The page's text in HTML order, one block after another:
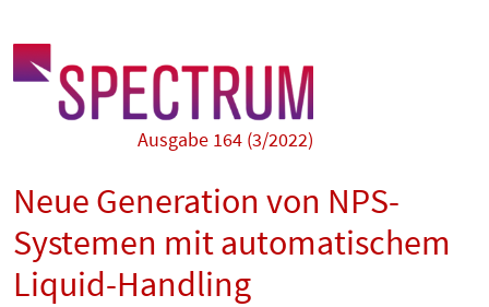
Ausgabe 164 (3/2022)
Neue Generation von NPS-
Systemen mit automatischem
Liquid-Handling